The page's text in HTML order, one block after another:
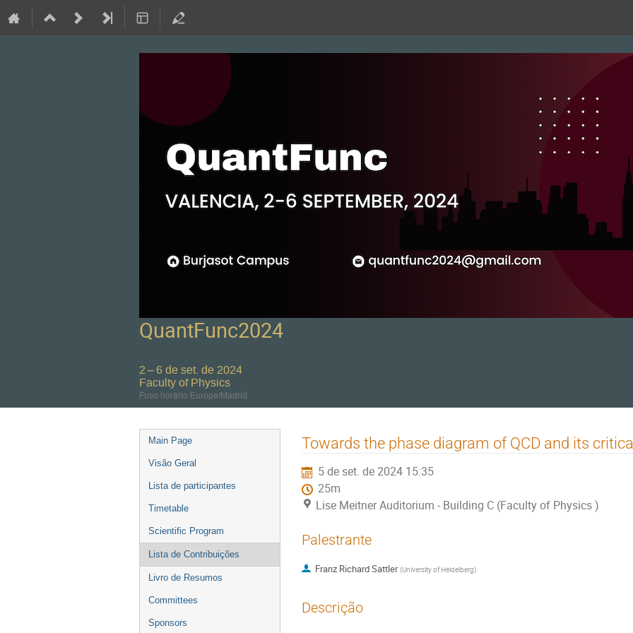
QuantFunc2024
2 – 6 de set. de 2024
Faculty of Physics
Fuso horário Europe/Madrid
Event
menu
Main Page
Visão Geral
Lista de participantes
Timetable
Scientific Program
Lista de Contribuições
Livro de Resumos
Committees
Sponsors
Towards the phase diagram of QCD and its
5 de set. de 2024 15:35
25m
Lise Meitner Auditorium - Building C (Faculty of Physics )
Palestrante
Franz Richard Sattler (University of Heidelberg)
Descrição